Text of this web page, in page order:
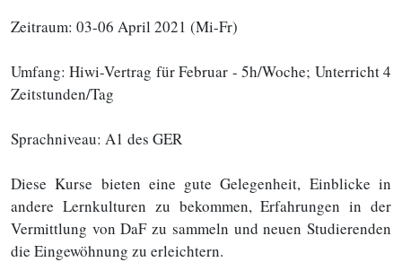
Zeitraum: 03-06 April 2021 (Mi-Fr)
Umfang: Hiwi-Vertrag für Februar - 5h/Woche; Unterricht 4
Zeitstunden/Tag
Sprachniveau: A1 des GER
Diese Kurse bieten eine gute Gelegenheit, Einblicke in
andere Lernkulturen zu bekommen, Erfahrungen in der
Vermittlung von DaF zu sammeln und neuen Studierenden
die Eingewöhnung zu erleichtern.